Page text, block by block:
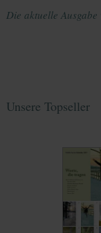
Die aktuelle
Unsere Topseller